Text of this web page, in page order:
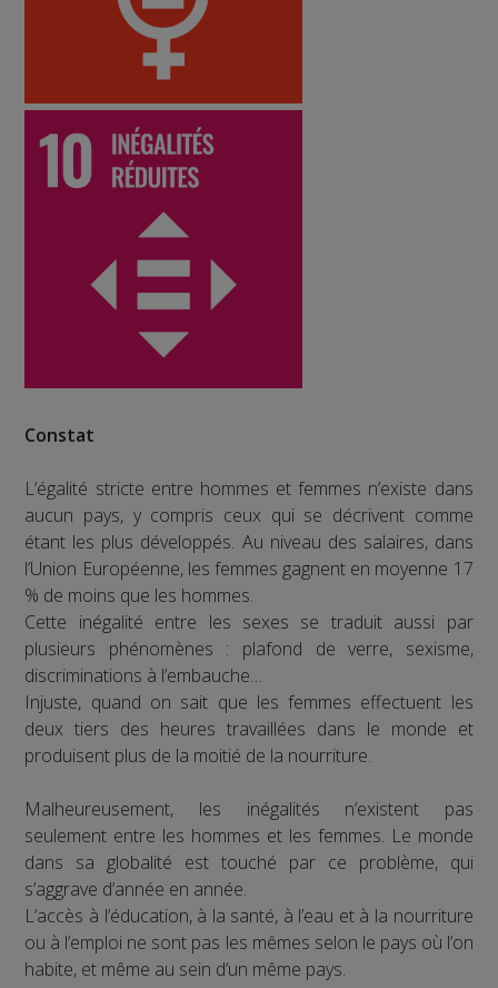
Constat
L’égalité stricte entre hommes et femmes n’existe dans
aucun pays, y compris ceux qui se décrivent comme
étant les plus développés. Au niveau des salaires, dans
l’Union Européenne, les femmes gagnent en moyenne 17
% de moins que les hommes.
Cette inégalité entre les sexes se traduit aussi par
plusieurs phénomènes : plafond de verre, sexisme,
discriminations à l’embauche…
Injuste, quand on sait que les femmes effectuent les
deux tiers des heures travaillées dans le monde et
produisent plus de la moitié de la nourriture.
Malheureusement, les inégalités n’existent pas
seulement entre les hommes et les femmes. Le monde
dans sa globalité est touché par ce problème, qui
s’aggrave d’année en année.
L’accès à l’éducation, à la santé, à l’eau et à la nourriture
ou à l’emploi ne sont pas les mêmes selon le pays où l’on
habite, et même au sein d’un même pays.